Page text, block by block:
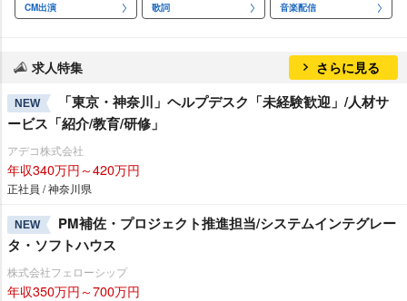
CM出演 歌詞 音楽配信
求人特集 さらに見る
NEW
「東京・神奈川」ヘルプデスク「未経験歓迎」/人材サ
ービス「紹介/教育/研修」
アデコ株式会社
年収340万円～420万円
正社員 / 神奈川県
NEW
PM補佐・プロジェクト推進担当/システムインテグレー
タ・ソフトハウス
株式会社フェローシップ
年収350万円～700万円